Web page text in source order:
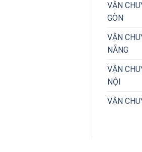
VẬN
GÒN
VẬN
NẴNG
VẬN
NỘI
VẬN